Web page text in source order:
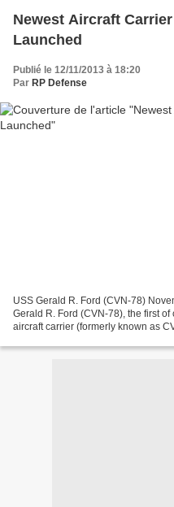
Newest Aircraft
Launched
Publié le 12/11/2013 à 18:20
Par RP Defense
USS Gerald R. Ford (CVN-78)
Gerald R. Ford (CVN-78), the first
aircraft carrier (formerly known as